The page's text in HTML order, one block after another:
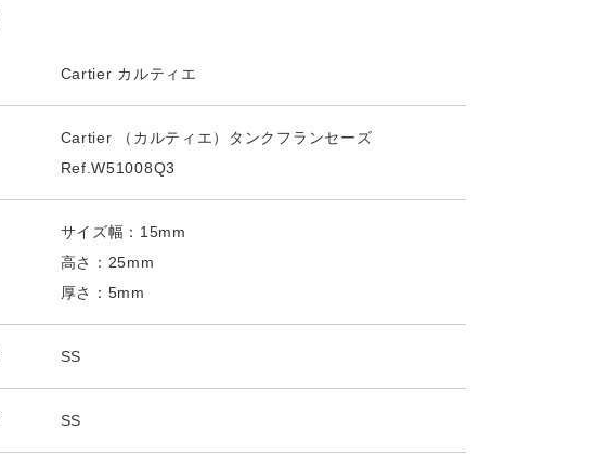
Cartier カルティエ
Cartier （カルティエ）タンクフランセーズ
Ref.W51008Q3
サイズ幅：15mm
高さ：25mm
厚さ：5mm
SS
SS